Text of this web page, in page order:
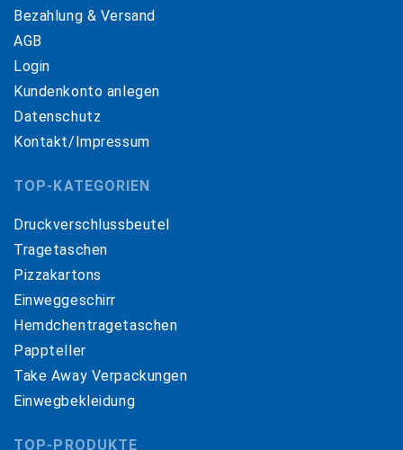
Bezahlung & Versand
AGB
Login
Kundenkonto anlegen
Datenschutz
Kontakt/Impressum
TOP-KATEGORIEN
Druckverschlussbeutel
Tragetaschen
Pizzakartons
Einweggeschirr
Hemdchentragetaschen
Pappteller
Take Away Verpackungen
Einwegbekleidung
TOP-PRODUKTE